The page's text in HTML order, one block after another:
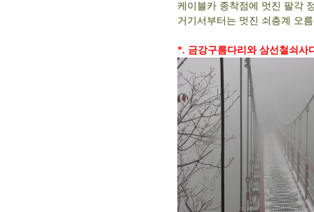
케이블카 종착점에 멋진 팔각
거기서부터는 멋진 쇠층계 오
*. 금강구름다리와 삼선철쇠사